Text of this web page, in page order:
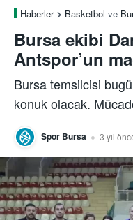
Haberler Basketbol ve
Bursa ekibi
Antspor’un
Bursa temsilcisi
konuk olacak.
Spor Bursa 3 yıl